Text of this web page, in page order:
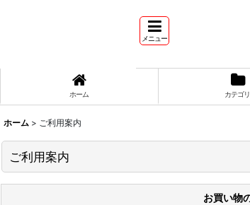
メニュー
ホーム カテゴリ
ホーム > ご利用案内
ご利用案内
お買い物